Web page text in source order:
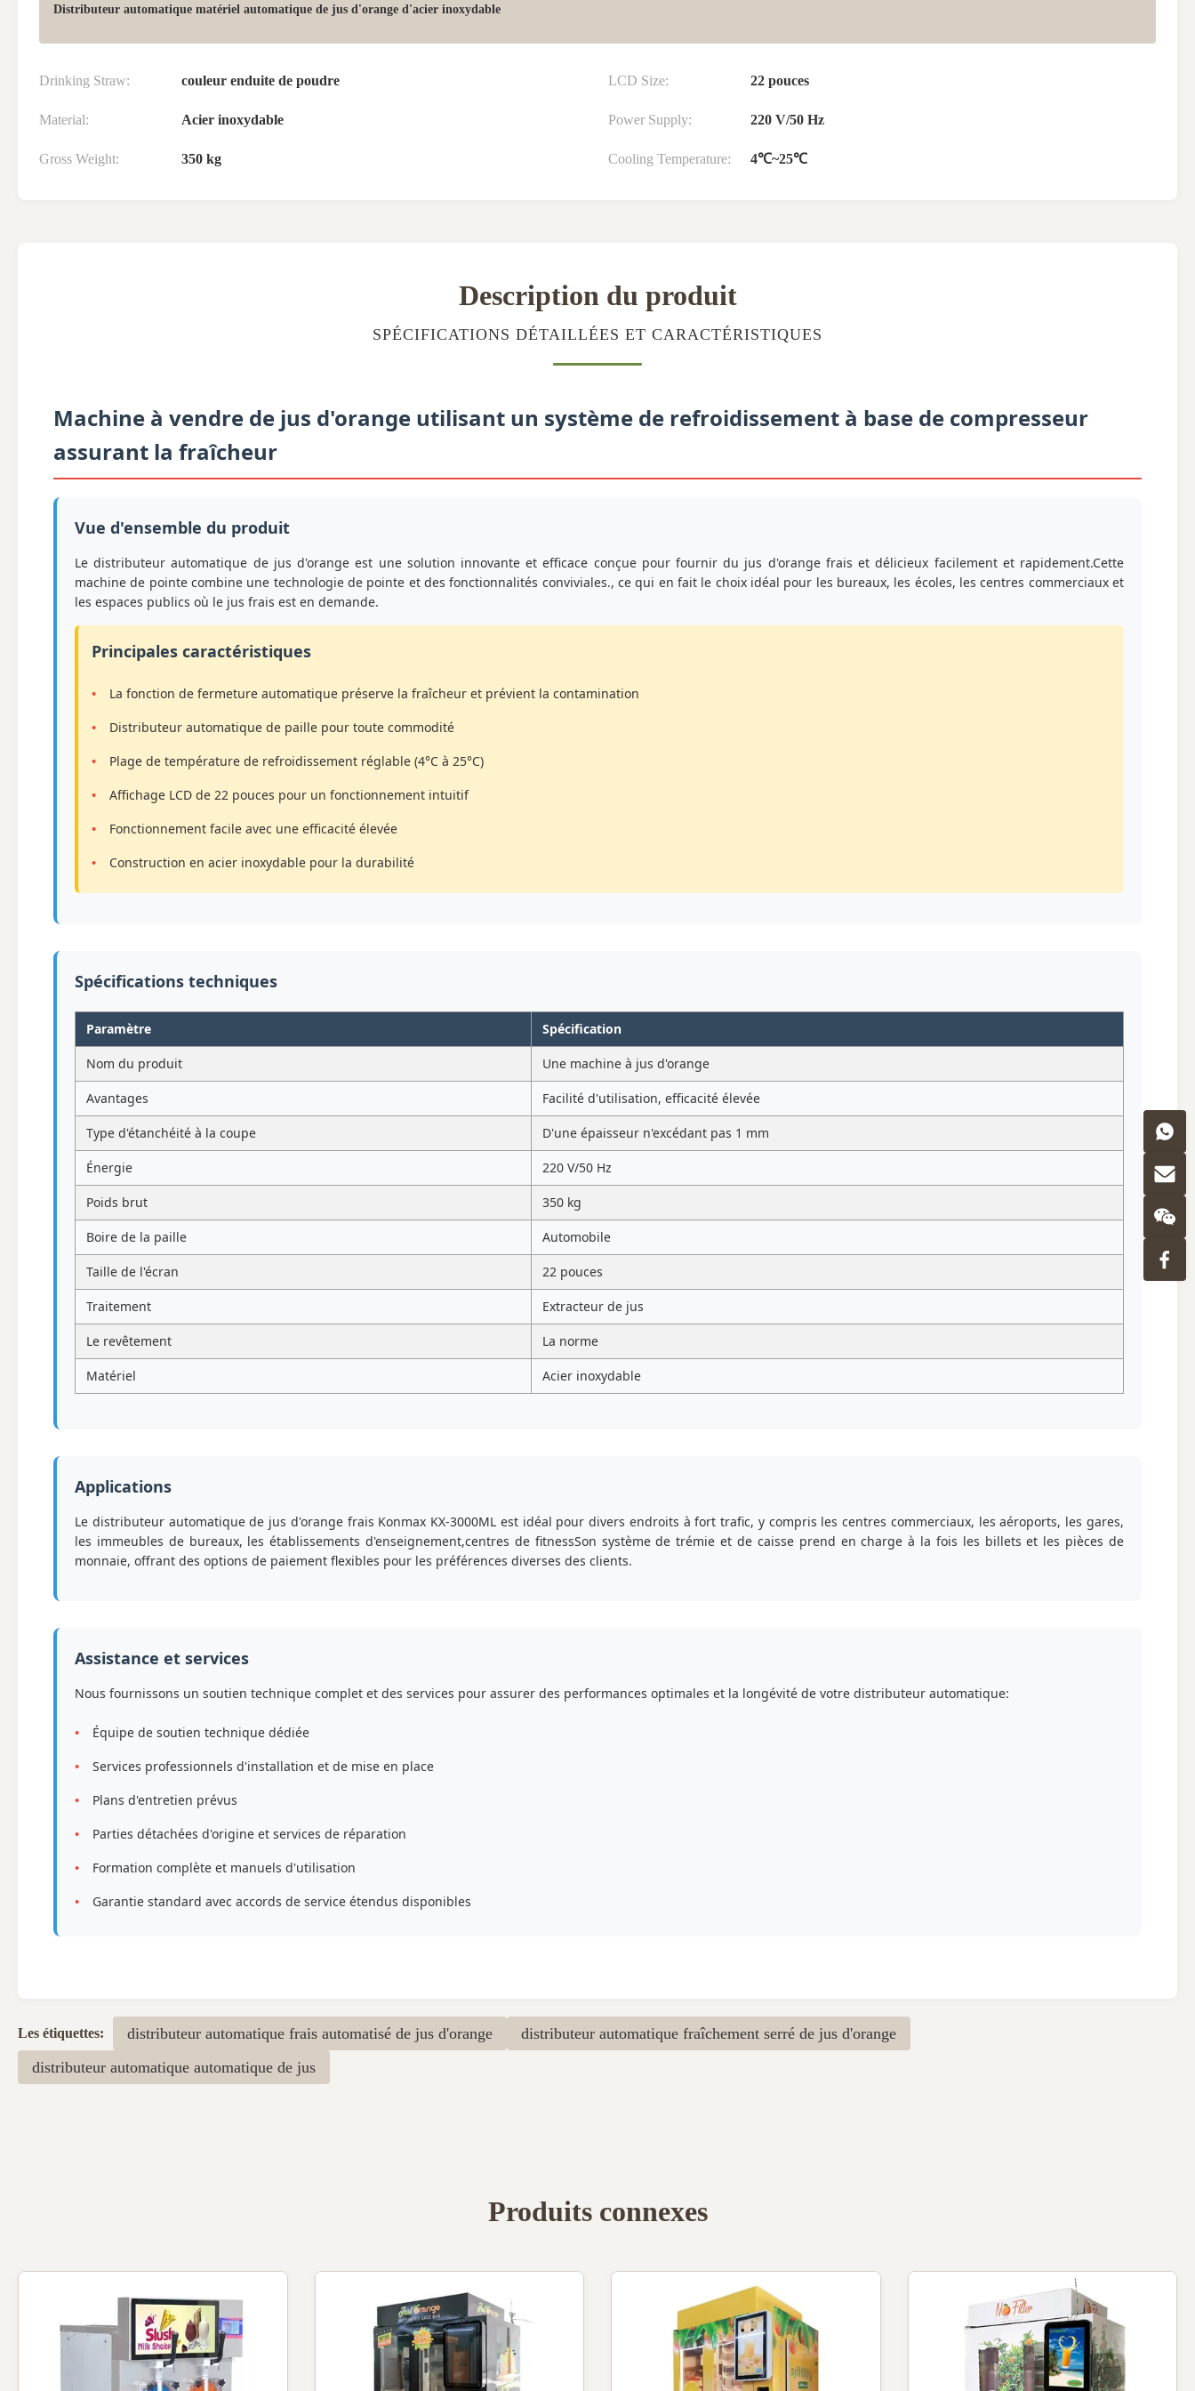
Distributeur automatique matériel automatique de jus d'orange d'acier inoxydable
Drinking Straw: couleur enduite de poudre LCD Size: 22 pouces
Material: Acier inoxydable Power Supply: 220 V/50 Hz
Gross Weight: 350 kg Cooling Temperature: 4℃~25℃
Description du produit
SPÉCIFICATIONS DÉTAILLÉES ET CARACTÉRISTIQUES
Machine à vendre de jus d'orange utilisant un système de refroidissement à base de compresseur
assurant la fraîcheur
Vue d'ensemble du produit
Le distributeur automatique de jus d'orange est une solution innovante et efficace conçue pour fournir du jus d'orange frais et délicieux facilement et rapidement.Cette
machine de pointe combine une technologie de pointe et des fonctionnalités conviviales., ce qui en fait le choix idéal pour les bureaux, les écoles, les centres commerciaux et
les espaces publics où le jus frais est en demande.
Principales caractéristiques
La fonction de fermeture automatique préserve la fraîcheur et prévient la contamination
Distributeur automatique de paille pour toute commodité
Plage de température de refroidissement réglable (4°C à 25°C)
Affichage LCD de 22 pouces pour un fonctionnement intuitif
Fonctionnement facile avec une efficacité élevée
Construction en acier inoxydable pour la durabilité
Spécifications techniques
Paramètre Spécification
Nom du produit Une machine à jus d'orange
Avantages Facilité d'utilisation, efficacité élevée
Type d'étanchéité à la coupe D'une épaisseur n'excédant pas 1 mm
Énergie 220 V/50 Hz
Poids brut 350 kg
Boire de la paille Automobile
Taille de l'écran 22 pouces
Traitement Extracteur de jus
Le revêtement La norme
Matériel Acier inoxydable
Applications
Le distributeur automatique de jus d'orange frais Konmax KX-3000ML est idéal pour divers endroits à fort trafic, y compris les centres commerciaux, les aéroports, les gares,
les immeubles de bureaux, les établissements d'enseignement,centres de fitnessSon système de trémie et de caisse prend en charge à la fois les billets et les pièces de
monnaie, offrant des options de paiement flexibles pour les préférences diverses des clients.
Assistance et services
Nous fournissons un soutien technique complet et des services pour assurer des performances optimales et la longévité de votre distributeur automatique:
Équipe de soutien technique dédiée
Services professionnels d'installation et de mise en place
Plans d'entretien prévus
Parties détachées d'origine et services de réparation
Formation complète et manuels d'utilisation
Garantie standard avec accords de service étendus disponibles
Les étiquettes: distributeur automatique frais automatisé de jus d'orange
distributeur automatique fraîchement serré de jus d'orange
distributeur automatique automatique de jus
Produits connexes